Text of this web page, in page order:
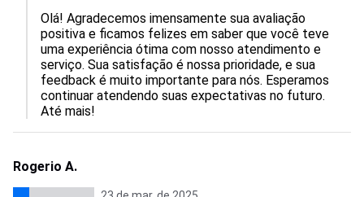
Olá! Agradecemos imensamente sua avaliação
positiva e ficamos felizes em saber que você teve
uma experiência ótima com nosso atendimento e
serviço. Sua satisfação é nossa prioridade, e sua
feedback é muito importante para nós. Esperamos
continuar atendendo suas expectativas no futuro.
Até mais!
Rogerio A.